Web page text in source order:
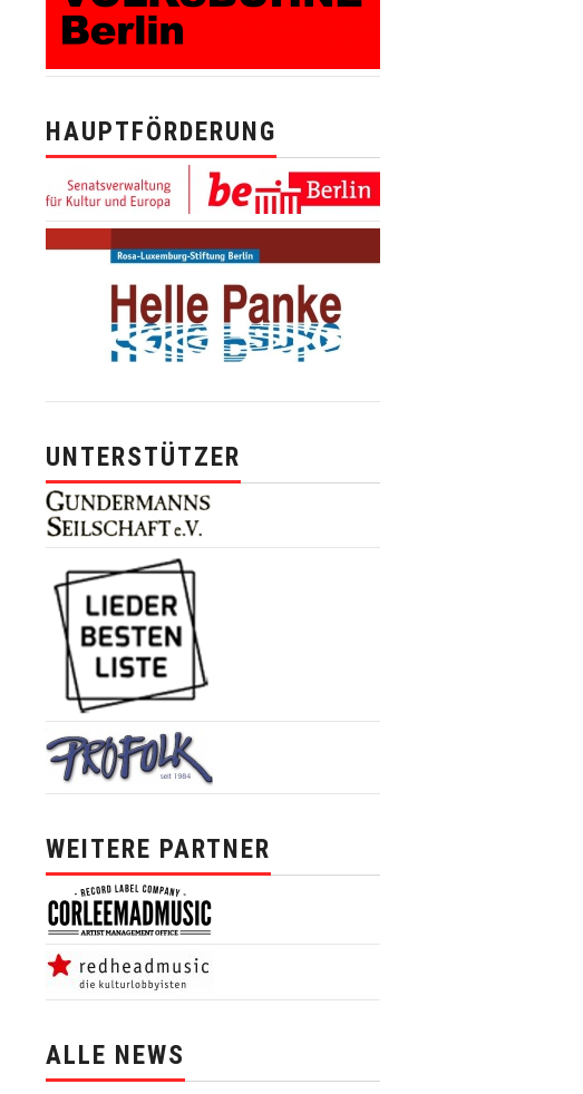
HAUPTFÖRDERUNG
UNTERSTÜTZER
WEITERE PARTNER
ALLE NEWS